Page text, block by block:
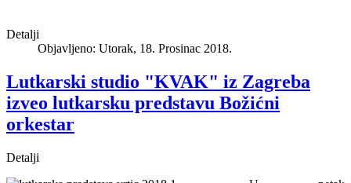
Detalji
Objavljeno: Utorak, 18. Prosinac 2018.
Lutkarski studio "KVAK" iz Zagreba
izveo lutkarsku predstavu Božićni
orkestar
Detalji